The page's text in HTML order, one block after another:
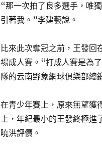
“那一次拍了良多選手，唯
引著我。”李建藝說。
比來此次奪冠之前，王發回
場成人賽。“打成人賽是為
隊的云南野象網球俱樂部總
在青少年賽上，原來無望獲
上，年紀最小的王發終極進
曉洪評價。